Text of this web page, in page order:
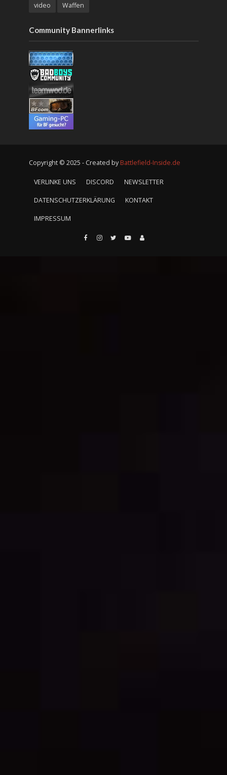
video
Waffen
Community Bannerlinks
Copyright © 2025 - Created by Battlefield-Inside.de
VERLINKE UNS DISCORD NEWSLETTER
DATENSCHUTZERKLÄRUNG KONTAKT
IMPRESSUM